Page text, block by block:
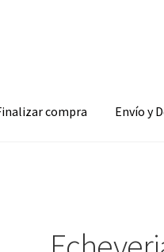
compra Envío y